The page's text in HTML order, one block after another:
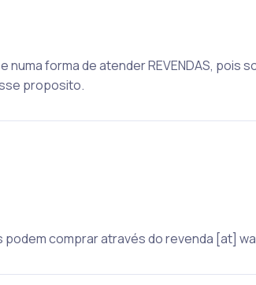
forma de atender REVENDAS, pois
proposito.
comprar através do revenda [at]